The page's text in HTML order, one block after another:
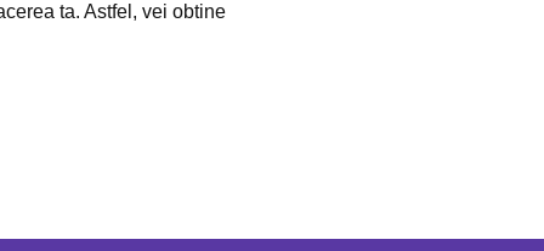
ta. Astfel, vei obtine